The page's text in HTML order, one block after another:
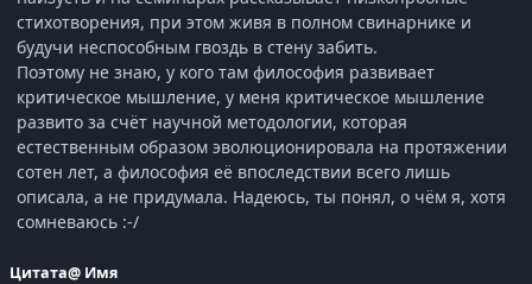
стихотворения, при этом живя в полном свинарнике и
будучи неспособным гвоздь в стену забить.
Поэтому не знаю, у кого там философия развивает
критическое мышление, у меня критическое мышление
развито за счёт научной методологии, которая
естественным образом эволюционировала на протяжении
сотен лет, а философия её впоследствии всего лишь
описала, а не придумала. Надеюсь, ты понял, о чём я, хотя
сомневаюсь :-/
Цитата@ Имя